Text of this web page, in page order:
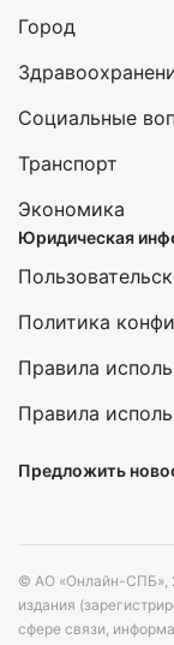
Город
Социальные
Транспорт
Экономика
Юридическая
Политика
Правила
Правила
Предложить
© АО «Онлайн-СПБ»,
издания
сфере связи,